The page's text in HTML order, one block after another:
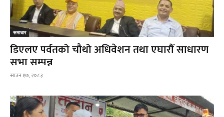
समाचार
डिएलए पर्वतको चौथो अधिवेशन तथा एघारौँ साधारण
सभा सम्पन्न
साउन १७, २०८३